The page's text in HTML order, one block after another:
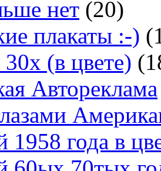
нет (20)
плакаты :-)
(в цвете)
Автореклама
1958 года в